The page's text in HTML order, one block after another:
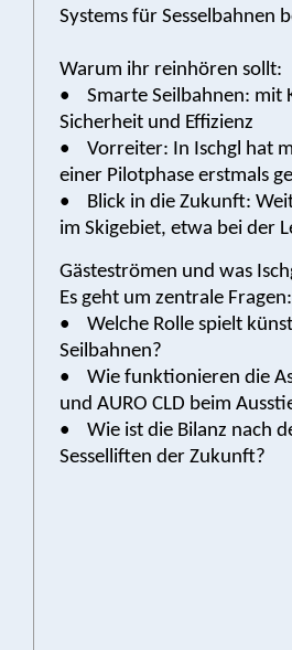
Systems für Sesselbahnen
Warum ihr reinhören sollt:
• Smarte Seilbahnen: mit
Sicherheit und Effizienz
• Vorreiter: In Ischgl hat
einer Pilotphase erstmals
• Blick in die Zukunft:
im Skigebiet, etwa bei der
Gästeströmen und was
Es geht um zentrale Fragen:
• Welche Rolle spielt
Seilbahnen?
• Wie funktionieren die
und AURO CLD beim
• Wie ist die Bilanz nach
Sesselliften der Zukunft?